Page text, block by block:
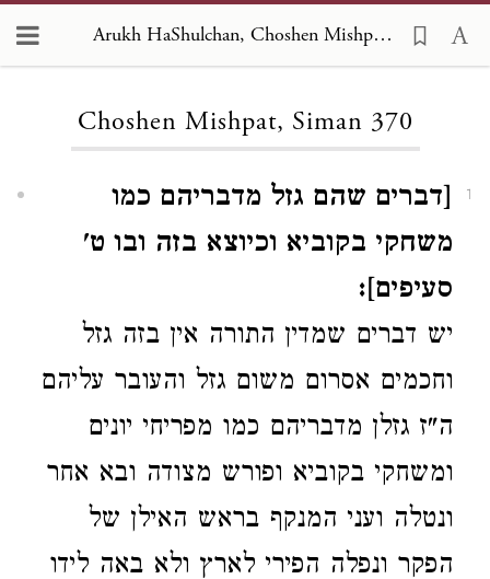
Arukh HaShulchan, Choshen Mishpat 370
Choshen Mishpat, Siman 370
1
[דברים שהם גזל מדבריהם כמו
משחקי בקוביא וכיוצא בזה ובו ט'
סעיפים]:
יש דברים שמדין התורה אין בזה גזל
וחכמים אסרום משום גזל והעובר עליהם
ה"ז גזלן מדבריהם כמו מפריחי יונים
ומשחקי בקוביא ופורש מצודה ובא אחר
ונטלה ועני המנקף בראש האילן של
הפקר ונפלה הפירי לארץ ולא באה לידו